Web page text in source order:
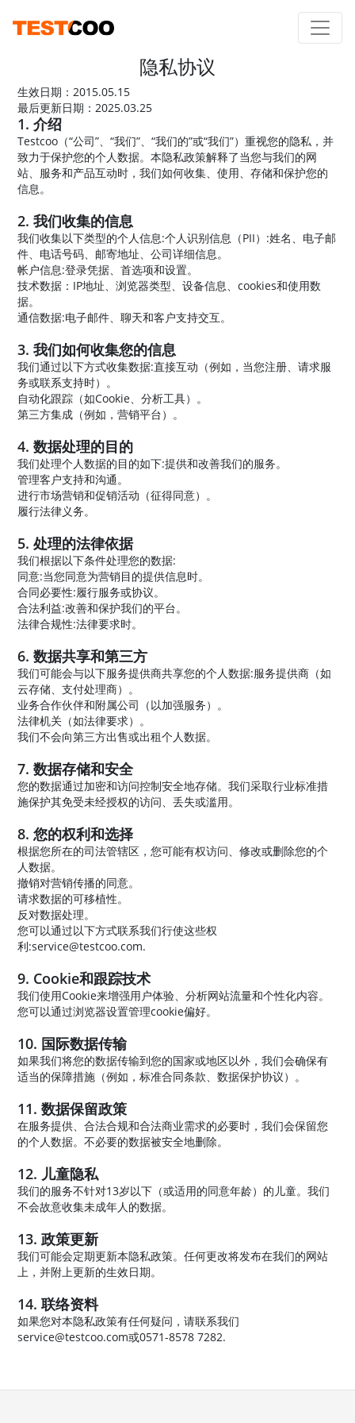
隐私协议
生效日期：2015.05.15
最后更新日期：2025.03.25
1. 介绍
Testcoo（“公司”、“我们”、“我们的”或“我们”）重视您的隐私，并
致力于保护您的个人数据。本隐私政策解释了当您与我们的网
站、服务和产品互动时，我们如何收集、使用、存储和保护您的
信息。
2. 我们收集的信息
我们收集以下类型的个人信息:个人识别信息（PII）:姓名、电子邮
件、电话号码、邮寄地址、公司详细信息。
帐户信息:登录凭据、首选项和设置。
技术数据：IP地址、浏览器类型、设备信息、cookies和使用数
据。
通信数据:电子邮件、聊天和客户支持交互。
3. 我们如何收集您的信息
我们通过以下方式收集数据:直接互动（例如，当您注册、请求服
务或联系支持时）。
自动化跟踪（如Cookie、分析工具）。
第三方集成（例如，营销平台）。
4. 数据处理的目的
我们处理个人数据的目的如下:提供和改善我们的服务。
管理客户支持和沟通。
进行市场营销和促销活动（征得同意）。
履行法律义务。
5. 处理的法律依据
我们根据以下条件处理您的数据:
同意:当您同意为营销目的提供信息时。
合同必要性:履行服务或协议。
合法利益:改善和保护我们的平台。
法律合规性:法律要求时。
6. 数据共享和第三方
我们可能会与以下服务提供商共享您的个人数据:服务提供商（如
云存储、支付处理商）。
业务合作伙伴和附属公司（以加强服务）。
法律机关（如法律要求）。
我们不会向第三方出售或出租个人数据。
7. 数据存储和安全
您的数据通过加密和访问控制安全地存储。我们采取行业标准措
施保护其免受未经授权的访问、丢失或滥用。
8. 您的权利和选择
根据您所在的司法管辖区，您可能有权访问、修改或删除您的个
人数据。
撤销对营销传播的同意。
请求数据的可移植性。
反对数据处理。
您可以通过以下方式联系我们行使这些权
利:service@testcoo.com.
9. Cookie和跟踪技术
我们使用Cookie来增强用户体验、分析网站流量和个性化内容。
您可以通过浏览器设置管理cookie偏好。
10. 国际数据传输
如果我们将您的数据传输到您的国家或地区以外，我们会确保有
适当的保障措施（例如，标准合同条款、数据保护协议）。
11. 数据保留政策
在服务提供、合法合规和合法商业需求的必要时，我们会保留您
的个人数据。不必要的数据被安全地删除。
12. 儿童隐私
我们的服务不针对13岁以下（或适用的同意年龄）的儿童。我们
不会故意收集未成年人的数据。
13. 政策更新
我们可能会定期更新本隐私政策。任何更改将发布在我们的网站
上，并附上更新的生效日期。
14. 联络资料
如果您对本隐私政策有任何疑问，请联系我们
service@testcoo.com或0571-8578 7282.